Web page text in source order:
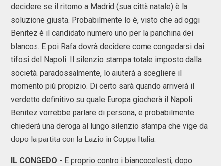
decidere se il ritorno a Madrid (sua città natale) è la
soluzione giusta. Probabilmente lo è, visto che ad oggi
Benitez è il candidato numero uno per la panchina dei
blancos. E poi Rafa dovrà decidere come congedarsi dai
tifosi del Napoli. Il silenzio stampa totale imposto dalla
società, paradossalmente, lo aiuterà a scegliere il
momento più propizio. Di certo sarà quando arriverà il
verdetto definitivo su quale Europa giocherà il Napoli.
Benitez vorrebbe parlare di persona, e probabilmente
chiederà una deroga al lungo silenzio stampa che vige da
dopo la partita con la Lazio in Coppa Italia.
IL CONGEDO - E proprio contro i biancocelesti, dopo